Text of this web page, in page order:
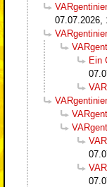
07.07.2026,
Ein